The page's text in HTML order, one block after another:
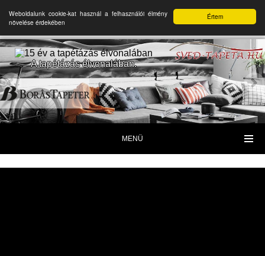
Értem
Weboldalunk cookie-kat használ a felhasználói élmény
növelése érdekében
A tapétázás élvonalában.
MENÜ